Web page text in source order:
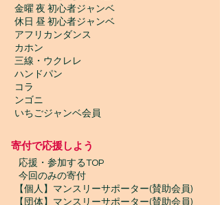
金曜 夜 初心者ジャンベ
休日 昼 初心者ジャンベ
アフリカンダンス
カホン
三線・ウクレレ
ハンドパン
コラ
ンゴニ
いちごジャンベ会員
寄付で応援しよう
応援・参加するTOP
今回のみの寄付
【個人】マンスリーサポーター(賛助会員)
【団体】マンスリーサポーター(賛助会員)